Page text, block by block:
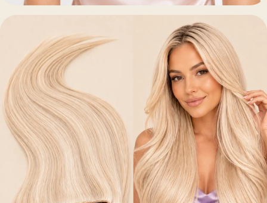
Coletas · Coleteros · Moños